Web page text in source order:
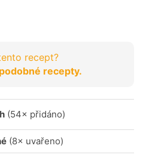
recept?
recepty.
(54× přidáno)
(8× uvařeno)